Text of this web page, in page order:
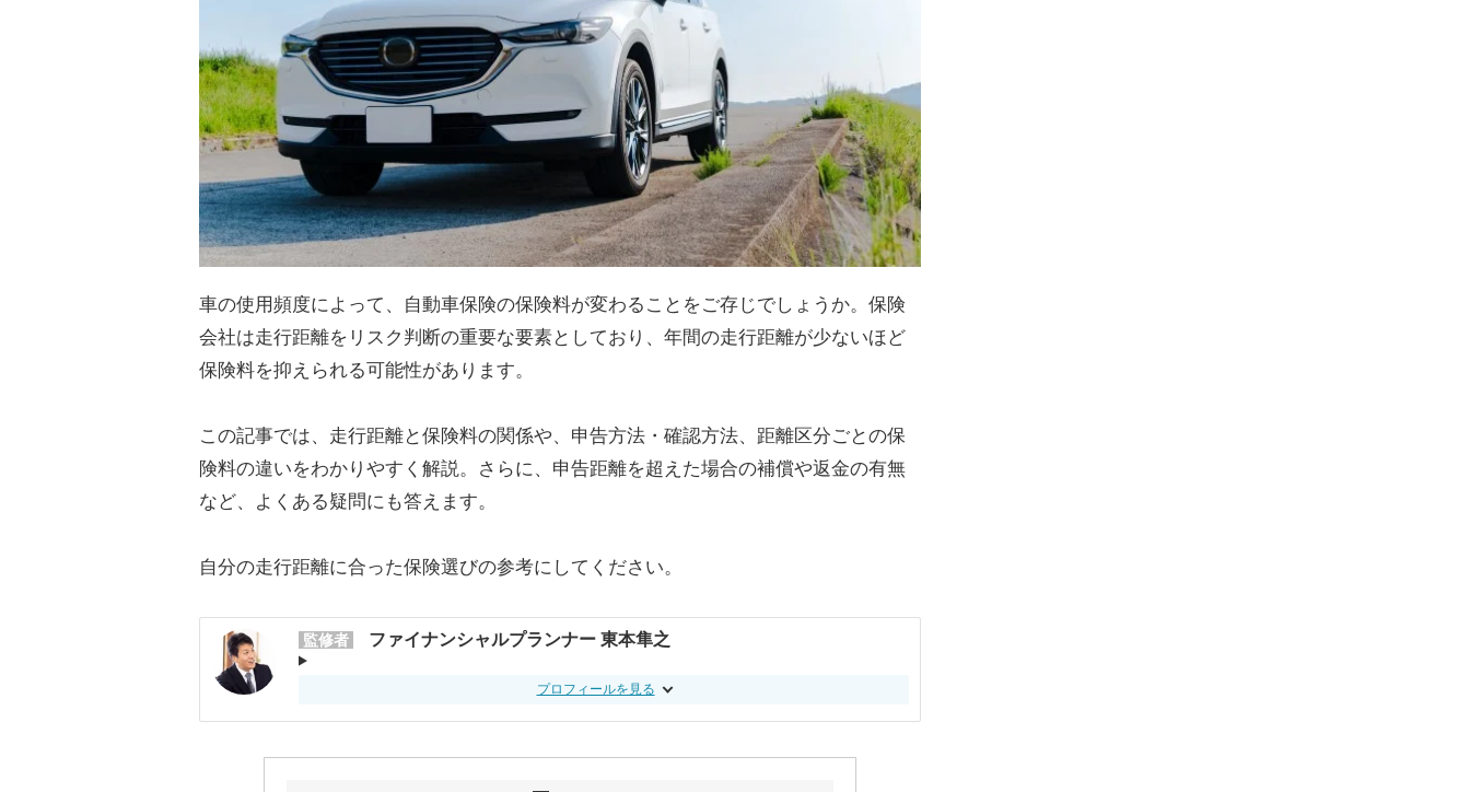
車の使用頻度によって、自動車保険の保険料が変わることをご存じでしょうか。保険
会社は走行距離をリスク判断の重要な要素としており、年間の走行距離が少ないほど
保険料を抑えられる可能性があります。
この記事では、走行距離と保険料の関係や、申告方法・確認方法、距離区分ごとの保
険料の違いをわかりやすく解説。さらに、申告距離を超えた場合の補償や返金の有無
など、よくある疑問にも答えます。
自分の走行距離に合った保険選びの参考にしてください。
監修者 ファイナンシャルプランナー 東本隼之
プロフィールを見る